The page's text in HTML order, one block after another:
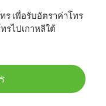
ร เพื่อรับอัตราค่าโทร
รไปเกาหลีใต้